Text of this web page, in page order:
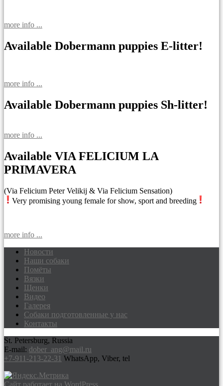
more info ...
Available Dobermann puppies E-litter!
more info ...
Available Dobermann puppies Sh-litter!
more info ...
Available VIA FELICIUM LA
PRIMAVERA
(Via Felicium Peter Velikij & Via Felicium Sensation)
Very promising young female for show, sport and breeding
more info ...
Доберманы питомник Via Felicium,
щенки добермана
Новости
Наши собаки
Помёты
Вязки
Щенки
Видео
Галерея
Собаки подготовленные у нас
Контакты
St. Petersburg, Russia
E-mail: dober_ang@mail.ru
+7-911-213-22-31 WhatsApp, Viber, tel
Сайт работает на WordPress